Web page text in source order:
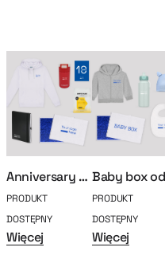
Anniversary Box – 10 lat
PRODUKT
DOSTĘPNY
Więcej
PRODUKT
DOSTĘPNY
Więcej